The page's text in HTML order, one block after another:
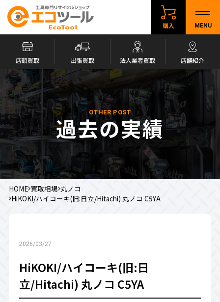
購入 MENU
店頭買取 出張買取 法人業者買取 店舗紹介
OTHER POST
過去の実績
HOME 買取相場 丸ノコ
HiKOKI/ハイコーキ(旧:日立/Hitachi) 丸ノコ C5YA
2026/03/27
HiKOKI/ハイコーキ(旧:日
立/Hitachi) 丸ノコ C5YA